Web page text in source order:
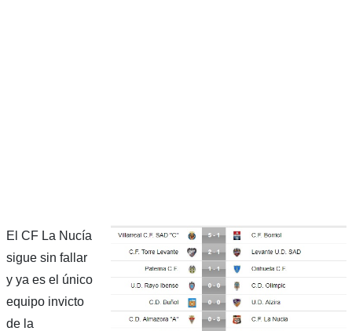
El CF La Nucía
sigue sin fallar
y ya es el único
equipo invicto
de la